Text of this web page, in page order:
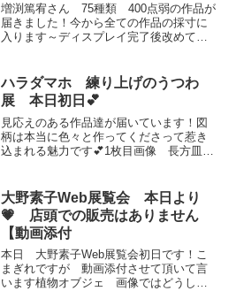
増渕篤宥さん 75種類 400点弱の作品が
届きました！今から全ての作品の採寸に
入ります～ディスプレイ完了後改めてご
クサ・ムギワラ・ステッチ）はアイテ
ム サイズ違いなど迷...
ハラダマホ 練り上げのうつわ
展 本日初日💕
見応えのある作品達が届いています！図
柄は本当に色々と作ってくださって惹き
込まれる魅力です💕1枚目画像 長方皿
00～19：00 最終日18：00 会期中無休
作...
大野素子Web展覧会 本日より
💗 店頭での販売はありません
【動画添付
本日 大野素子Web展覧会初日です！こ
まぎれですが 動画添付させて頂いて言
います植物オブジェ 画像ではどうして